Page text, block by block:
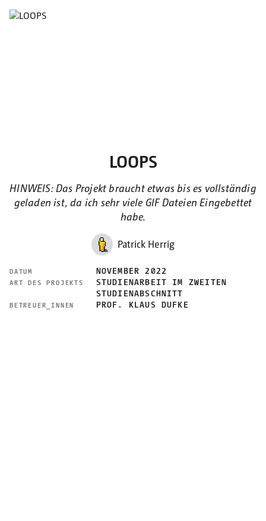
LOOPS
HINWEIS: Das Projekt braucht etwas bis es vollständig
geladen ist, da ich sehr viele GIF Dateien Eingebettet
habe.
Patrick Herrig
DATUM NOVEMBER 2022
ART DES PROJEKTS
STUDIENARBEIT IM ZWEITEN
STUDIENABSCHNITT
BETREUER_INNEN PROF. KLAUS DUFKE